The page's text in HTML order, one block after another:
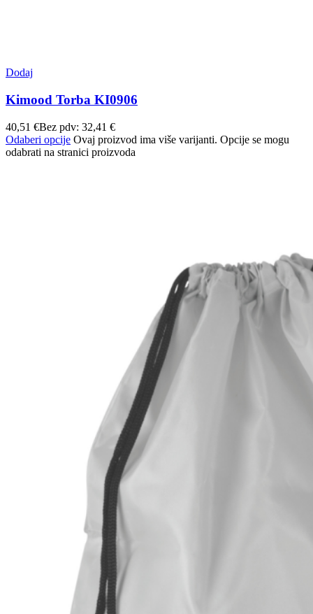
Dodaj
Kimood Torba KI0906
40,51 €Bez pdv: 32,41 €
Odaberi opcije Ovaj proizvod ima više varijanti. Opcije se mogu
odabrati na stranici proizvoda